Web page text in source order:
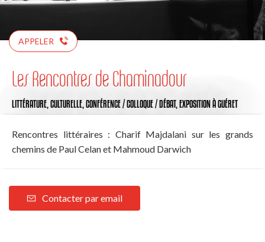
APPELER
Les Rencontres de Chaminadour
LITTÉRATURE, CULTURELLE, CONFÉRENCE / COLLOQUE / DÉBAT, EXPOSITIONÀ GUÉRET
Rencontres littéraires : Charif Majdalani sur les grands
chemins de Paul Celan et Mahmoud Darwich
Contacter par email